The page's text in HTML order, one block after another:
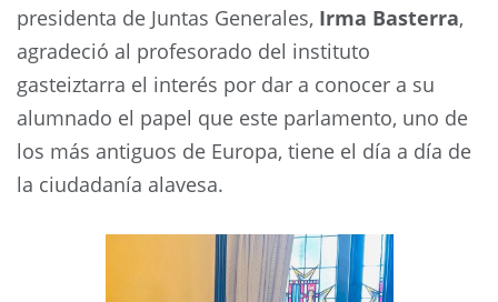
presidenta de Juntas Generales, Irma Basterra,
agradeció al profesorado del instituto
gasteiztarra el interés por dar a conocer a su
alumnado el papel que este parlamento, uno de
los más antiguos de Europa, tiene el día a día de
la ciudadanía alavesa.